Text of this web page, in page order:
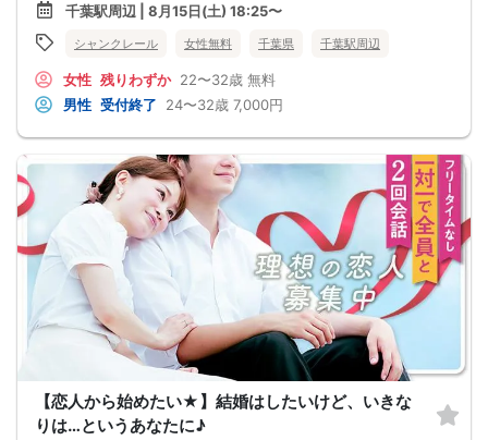
千葉駅周辺 | 8月15日(土) 18:25〜
シャンクレール 女性無料 千葉県 千葉駅周辺
女性 残りわずか 22〜32歳 無料
男性 受付終了 24〜32歳 7,000円
【恋人から始めたい★】結婚はしたいけど、いきな
りは…というあなたに♪